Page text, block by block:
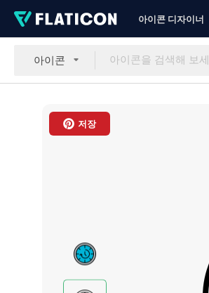
아이콘 디자이너
아이콘
저장